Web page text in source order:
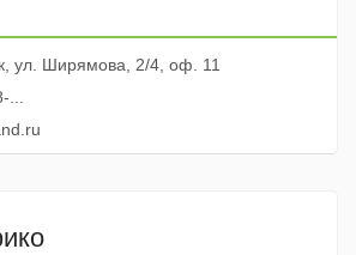
ул. Ширямова, 2/4, оф. 11